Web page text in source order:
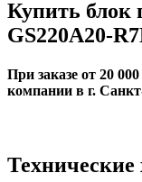
Купить блок
GS220A20-
При заказе от 20
компании в г.
Технические